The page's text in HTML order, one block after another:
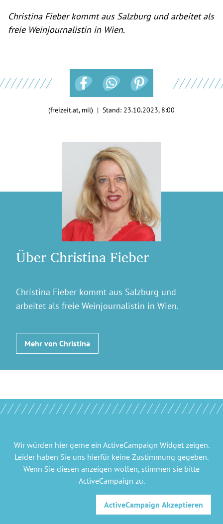
Christina Fieber kommt aus Salzburg und arbeitet als
freie Weinjournalistin in Wien.
(freizeit.at, mil) | Stand: 23.10.2023, 8:00
Über Christina Fieber
Christina Fieber kommt aus Salzburg und
arbeitet als freie Weinjournalistin in Wien.
Mehr von Christina
Wir würden hier gerne ein ActiveCampaign Widgetzeigen.
Leider haben Sie uns hierfür keine Zustimmung gegeben.
Wenn Sie diesen anzeigen wollen, stimmen sie bitte
ActiveCampaign zu.
ActiveCampaign Akzeptieren